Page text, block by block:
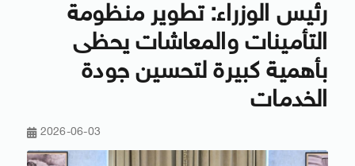
رئيس الوزراء: تطوير منظومة
التأمينات والمعاشات يحظى
بأهمية كبيرة لتحسين جودة
الخدمات
2026-06-03